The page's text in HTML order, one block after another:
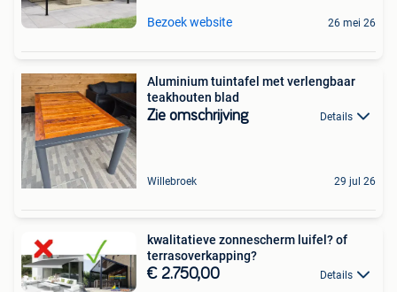
Bezoek website 26 mei 26
Aluminium tuintafel met verlengbaar
teakhouten blad
Zie omschrijving Details
Willebroek 29 jul 26
kwalitatieve zonnescherm luifel? of
terrasoverkapping?
€ 2.750,00 Details